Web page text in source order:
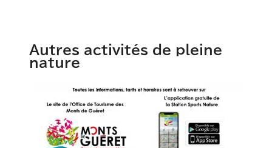
Autres activités de pleine
nature